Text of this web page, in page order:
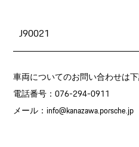
J90021
車両についてのお問い合わせは
電話番号：076-294-0911
メール： info@kanazawa.porsche.jp